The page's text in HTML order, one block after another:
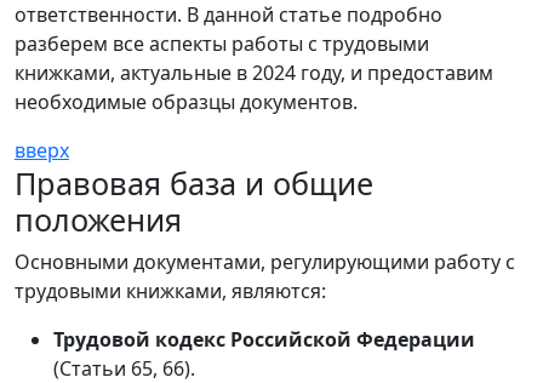
ответственности. В данной статье подробно
разберем все аспекты работы с трудовыми
книжками, актуальные в 2024 году, и предоставим
необходимые образцы документов.
вверх
Правовая база и общие
положения
Основными документами, регулирующими работу с
трудовыми книжками, являются:
Трудовой кодекс Российской Федерации
(Статьи 65, 66).